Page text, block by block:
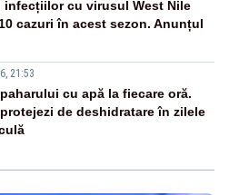
infecțiilor cu virusul West Nile
cazuri în acest sezon. Anunțul
21:53
cu apă la fiecare oră.
de deshidratare în zilele